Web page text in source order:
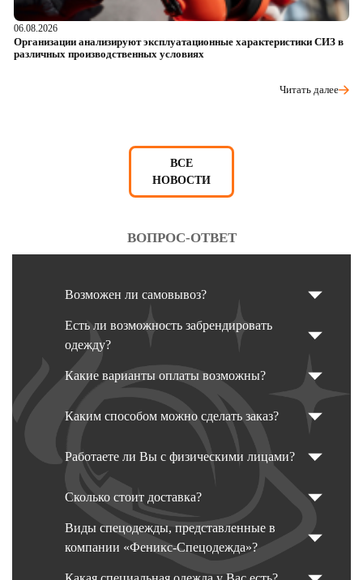
06.08.2026
Организации анализируют эксплуатационные характеристики СИЗ в
различных производственных условиях
Читать далее
ВСЕ
НОВОСТИ
ВОПРОС-ОТВЕТ
Возможен ли самовывоз?
Есть ли возможность забрендировать
одежду?
Какие варианты оплаты возможны?
Каким способом можно сделать заказ?
Работаете ли Вы с физическими лицами?
Сколько стоит доставка?
Виды спецодежды, представленные в
компании «Феникс-Спецодежда»?